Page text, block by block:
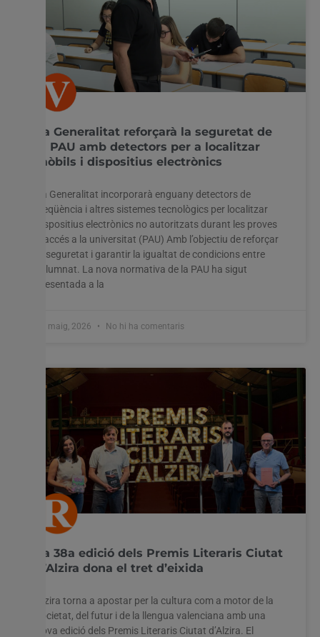
La Generalitat reforçarà la seguretat de
la PAU amb detectors per a localitzar
mòbils i dispositius electrònics
La Generalitat incorporarà enguany detectors de
freqüència i altres sistemes tecnològics per localitzar
dispositius electrònics no autoritzats durant les proves
d’accés a la universitat (PAU) Amb l’objectiu de reforçar
la seguretat i garantir la igualtat de condicions entre
l’alumnat. La nova normativa de la PAU ha sigut
presentada a la
28 maig, 2026 No hi ha comentaris
La 38a edició dels Premis Literaris Ciutat
d’Alzira dona el tret d’eixida
Alzira torna a apostar per la cultura com a motor de la
societat, del futur i de la llengua valenciana amb una
nova edició dels Premis Literaris Ciutat d’Alzira. El